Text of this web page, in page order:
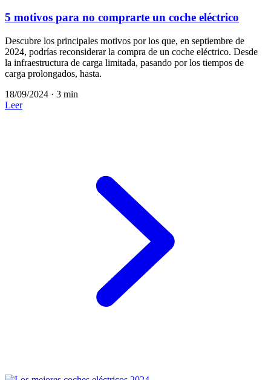
5 motivos para no comprarte un coche eléctrico
Descubre los principales motivos por los que, en septiembre de
2024, podrías reconsiderar la compra de un coche eléctrico. Desde
la infraestructura de carga limitada, pasando por los tiempos de
carga prolongados, hasta.
18/09/2024 · 3 min
Leer